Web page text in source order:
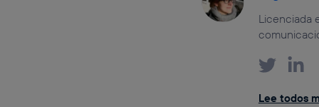
Licenciada
Lee todos